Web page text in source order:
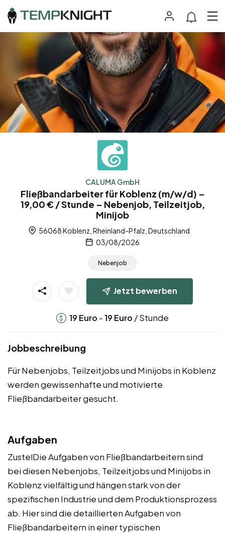
CALUMA GmbH
Fließbandarbeiter für Koblenz (m/w/d) –
19,00 € / Stunde – Nebenjob, Teilzeitjob,
Minijob
56068 Koblenz, Rheinland-Pfalz, Deutschland
03/08/2026
Nebenjob
Jetzt bewerben
19 Euro -19 Euro / Stunde
Jobbeschreibung
Für Nebenjobs, Teilzeitjobs und Minijobs in Koblenz
werden gewissenhafte und motivierte
Fließbandarbeiter gesucht.
Aufgaben
ZustelDie Aufgaben von Fließbandarbeitern sind
bei diesen Nebenjobs, Teilzeitjobs und Minijobs in
Koblenz vielfältig und hängen stark von der
spezifischen Industrie und dem Produktionsprozess
ab. Hier sind die detaillierten Aufgaben von
Fließbandarbeitern in einer typischen